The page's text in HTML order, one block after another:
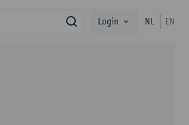
zoekLogin NL EN